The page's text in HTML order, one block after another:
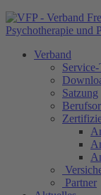
Verband
Service-
Satzung
Partner